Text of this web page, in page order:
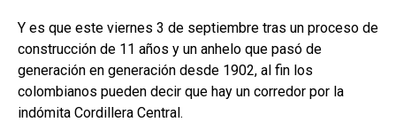
Y es que este viernes 3 de septiembre tras un proceso de
construcción de 11 años y un anhelo que pasó de
generación en generación desde 1902, al fin los
colombianos pueden decir que hay un corredor por la
indómita Cordillera Central.